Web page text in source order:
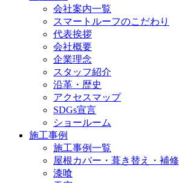
会社案内一覧
スマートルーフのこだわり
代表挨拶
会社概要
企業理念
スタッフ紹介
沿革・歴史
アクセスマップ
SDGs宣言
ショールーム
施工事例
施工事例一覧
屋根カバー・葺き替え・補修
漆喰